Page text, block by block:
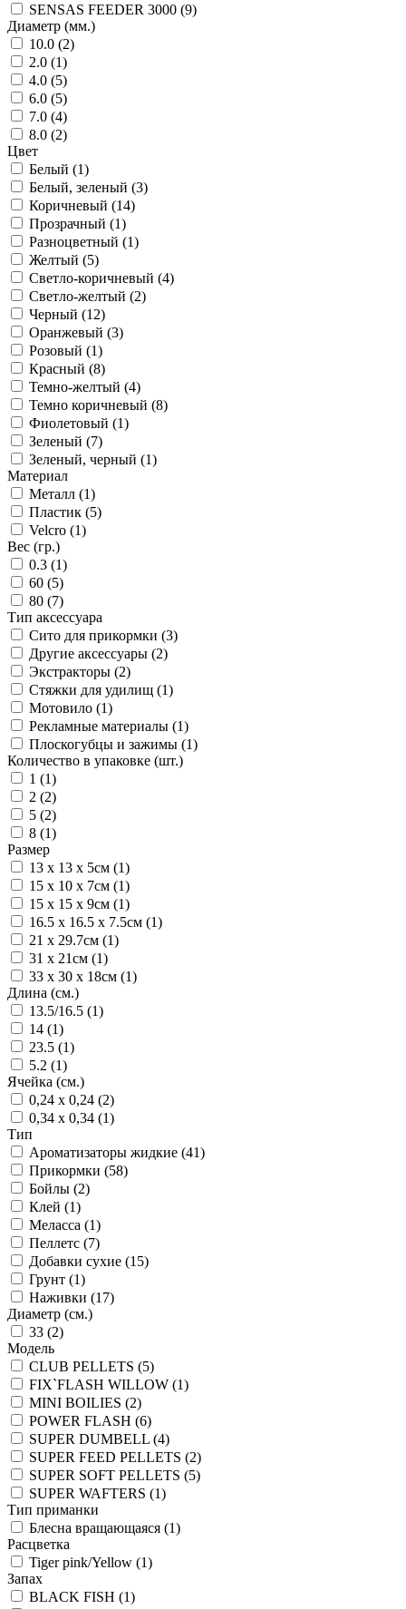
SENSAS FEEDER 3000 (9)
Диаметр (мм.)
10.0 (2)
2.0 (1)
4.0 (5)
6.0 (5)
7.0 (4)
8.0 (2)
Цвет
Белый (1)
Белый, зеленый (3)
Коричневый (14)
Прозрачный (1)
Разноцветный (1)
Желтый (5)
Cветло-коричневый (4)
Cветло-желтый (2)
Черный (12)
Оранжевый (3)
Розовый (1)
Красный (8)
Темно-желтый (4)
Темно коричневый (8)
Фиолетовый (1)
Зеленый (7)
Зеленый, черный (1)
Материал
Металл (1)
Пластик (5)
Velcro (1)
Вес (гр.)
0.3 (1)
60 (5)
80 (7)
Тип аксессуара
Сито для прикормки (3)
Другие аксессуары (2)
Экстракторы (2)
Стяжки для удилищ (1)
Мотовило (1)
Рекламные материалы (1)
Плоскогубцы и зажимы (1)
Количество в упаковке (шт.)
1 (1)
2 (2)
5 (2)
8 (1)
Размер
13 x 13 x 5см (1)
15 x 10 x 7см (1)
15 x 15 x 9см (1)
16.5 x 16.5 x 7.5см (1)
21 x 29.7см (1)
31 x 21см (1)
33 x 30 x 18см (1)
Длина (см.)
13.5/16.5 (1)
14 (1)
23.5 (1)
5.2 (1)
Ячейка (см.)
0,24 x 0,24 (2)
0,34 x 0,34 (1)
Тип
Ароматизаторы жидкие (41)
Прикормки (58)
Бойлы (2)
Клей (1)
Меласса (1)
Пеллетс (7)
Добавки сухие (15)
Грунт (1)
Наживки (17)
Диаметр (см.)
33 (2)
Модель
CLUB PELLETS (5)
FIX`FLASH WILLOW (1)
MINI BOILIES (2)
POWER FLASH (6)
SUPER DUMBELL (4)
SUPER FEED PELLETS (2)
SUPER SOFT PELLETS (5)
SUPER WAFTERS (1)
Тип приманки
Блесна вращающаяся (1)
Расцветка
Tiger pink/Yellow (1)
Запах
BLACK FISH (1)